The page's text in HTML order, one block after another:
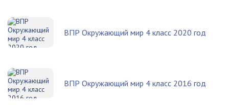
ВПР Окружающий мир 4 класс 2020 год
ВПР Окружающий мир 4 класс 2016 год